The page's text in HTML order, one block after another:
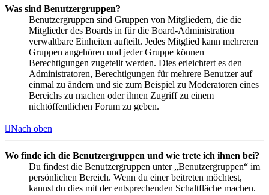
Was sind Benutzergruppen?
Benutzergruppen sind Gruppen von Mitgliedern, die die
Mitglieder des Boards in für die Board-Administration
verwaltbare Einheiten aufteilt. Jedes Mitglied kann mehreren
Gruppen angehören und jeder Gruppe können
Berechtigungen zugeteilt werden. Dies erleichtert es den
Administratoren, Berechtigungen für mehrere Benutzer auf
einmal zu ändern und sie zum Beispiel zu Moderatoren eines
Bereichs zu machen oder ihnen Zugriff zu einem
nichtöffentlichen Forum zu geben.
Nach oben
Wo finde ich die Benutzergruppen und wie trete ich ihnen bei?
Du findest die Benutzergruppen unter „Benutzergruppen“ im
persönlichen Bereich. Wenn du einer beitreten möchtest,
kannst du dies mit der entsprechenden Schaltfläche machen.